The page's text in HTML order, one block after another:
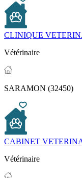
CLINIQUE
Vétérinaire
SARAMON (32450)
CABINET
Vétérinaire